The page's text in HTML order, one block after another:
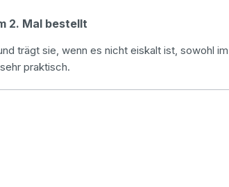
2. Mal bestellt
trägt sie, wenn es nicht eiskalt ist, sowohl
praktisch.